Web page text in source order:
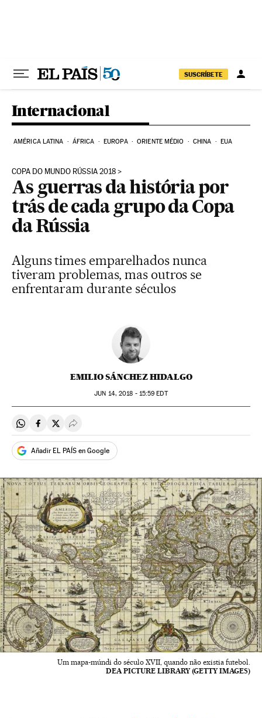
SUSCRÍBETE
Internacional
AMÉRICA LATINA ÁFRICA EUROPA ORIENTE MÉDIO CHINA EUA
COPA DO MUNDO RÚSSIA 2018
As guerras da história por
trás de cada grupo da Copa
da Rússia
Alguns times emparelhados nunca
tiveram problemas, mas outros se
enfrentaram durante séculos
EMILIO SÁNCHEZ HIDALGO
JUN 14, 2018 - 15:59 EDT
Compartir en Whatsapp
Compartir en Facebook
Compartir en Twitter
Desplegar Redes Sociales
Añadir EL PAÍS en Google
Um mapa-múndi do século XVII, quando não existia futebol.
DEA PICTURE LIBRARY (GETTY IMAGES)